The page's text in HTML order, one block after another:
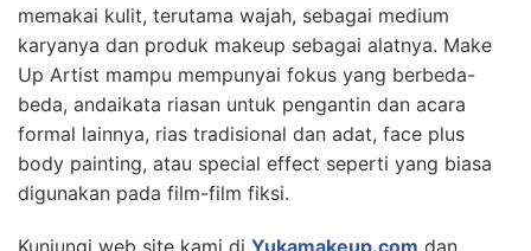
memakai kulit, terutama wajah, sebagai medium
karyanya dan produk makeup sebagai alatnya. Make
Up Artist mampu mempunyai fokus yang berbeda-
beda, andaikata riasan untuk pengantin dan acara
formal lainnya, rias tradisional dan adat, face plus
body painting, atau special effect seperti yang biasa
digunakan pada film-film fiksi.